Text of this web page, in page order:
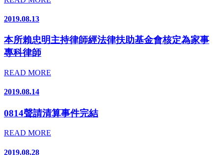
2019.08.13
本所賴忠明主持律師經法律扶助基金會核定為家事
專科律師
READ MORE
2019.08.14
0814聲請清算事件完結
READ MORE
2019.08.28